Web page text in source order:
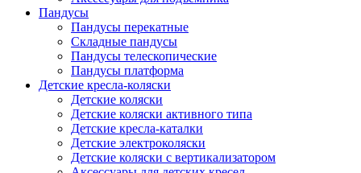
Пандусы
Пандусы перекатные
Складные пандусы
Пандусы телескопические
Пандусы платформа
Детские кресла-коляски
Детские коляски
Детские коляски активного типа
Детские кресла-каталки
Детские электроколяски
Детские коляски с вертикализатором